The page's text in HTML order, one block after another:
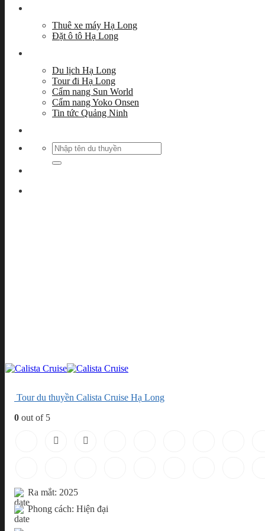
Thuê xe máy Hạ Long
Đặt ô tô Hạ Long
Du lịch Hạ Long
Tour đi Hạ Long
Cẩm nang Sun World
Cẩm nang Yoko Onsen
Tin tức Quảng Ninh
Search
for:
Tour du thuyền Calista Cruise Hạ Long
0 out of 5
Ra mắt: 2025
Phong cách: Hiện đại